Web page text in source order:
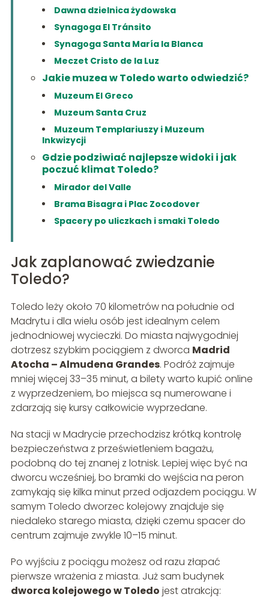
Dawna dzielnica żydowska
Synagoga El Tránsito
Synagoga Santa María la Blanca
Meczet Cristo de la Luz
Jakie muzea w Toledo warto odwiedzić?
Muzeum El Greco
Muzeum Santa Cruz
Muzeum Templariuszy i Muzeum
Inkwizycji
Gdzie podziwiać najlepsze widoki i jak
poczuć klimat Toledo?
Mirador del Valle
Brama Bisagra i Plac Zocodover
Spacery po uliczkach i smaki Toledo
Jak zaplanować zwiedzanie
Toledo?
Toledo leży około 70 kilometrów na południe od
Madrytu i dla wielu osób jest idealnym celem
jednodniowej wycieczki. Do miasta najwygodniej
dotrzesz szybkim pociągiem z dworca Madrid
Atocha – Almudena Grandes. Podróż zajmuje
mniej więcej 33–35 minut, a bilety warto kupić online
z wyprzedzeniem, bo miejsca są numerowane i
zdarzają się kursy całkowicie wyprzedane.
Na stacji w Madrycie przechodzisz krótką kontrolę
bezpieczeństwa z prześwietleniem bagażu,
podobną do tej znanej z lotnisk. Lepiej więc być na
dworcu wcześniej, bo bramki do wejścia na peron
zamykają się kilka minut przed odjazdem pociągu. W
samym Toledo dworzec kolejowy znajduje się
niedaleko starego miasta, dzięki czemu spacer do
centrum zajmuje zwykle 10–15 minut.
Po wyjściu z pociągu możesz od razu złapać
pierwsze wrażenia z miasta. Już sam budynek
dworca kolejowego w Toledo jest atrakcją: